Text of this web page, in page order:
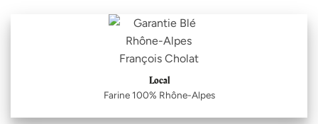
Local
Farine 100% Rhône-Alpes